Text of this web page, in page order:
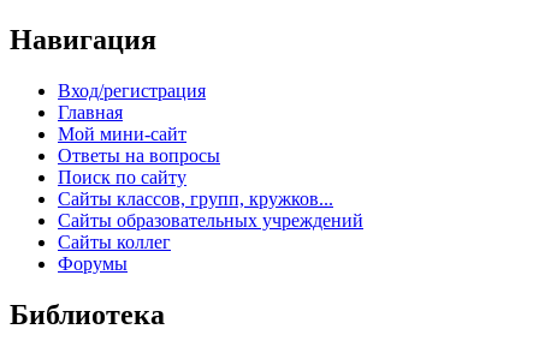
Навигация
Вход/регистрация
Главная
Мой мини-сайт
Ответы на вопросы
Поиск по сайту
Сайты классов, групп, кружков...
Сайты образовательных учреждений
Сайты коллег
Форумы
Библиотека